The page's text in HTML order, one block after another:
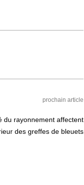
prochain article
du rayonnement affectent
des greffes de bleuets